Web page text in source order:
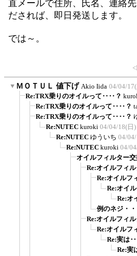
直メールで住所、氏名、連絡
だされば、即日発送します。
では～。
▼ ＭＯＴＵＬ 値下げ Akio Iida 04/04/
Re:TRX乗りのオイルって‥‥？
Re:TRX乗りのオイルって‥‥？
Re:TRX乗りのオイルって‥‥？
Re:NUTEC kuroki 04/04/18(日)
Re:NUTEC ゆういち 04/
Re:NUTEC kuroki 04/
オイルフィルター
Re:オイルフィ
Re:オイルフ
Re:オイ
Re:オ
例のネジ・・
Re:オイルフィ
Re:オイルフ
Re:実は
Re: